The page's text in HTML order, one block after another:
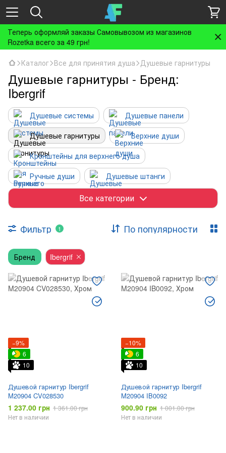
Теперь оформляй заказы Самовывозом из магазинов
Rozetka всего за 49 грн!
Каталог Все для принятия душа Душевые гарнитуры
Душевые гарнитуры - Бренд:
Ibergrif
Душевые системы
Душевые панели
Душевые гарнитуры
Верхние души
Кронштейны для верхнего душа
Ручные души
Душевые штанги
Шланги для душа
Держатели для душа
Боковые форсунки
Аксессуары
Все категории
Фильтр 1 По популярности
Бренд Ibergrif
−9%
6
10
Душевой гарнитур Ibergrif
M20904 CV028530
1 237.00 грн 1 361.00 грн
Нет в наличии
−10%
6
10
Душевой гарнитур Ibergrif
M20904 IB0092
900.90 грн 1 001.00 грн
Нет в наличии